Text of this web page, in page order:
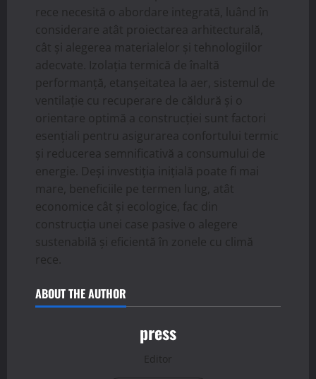
rece necesită o abordare integrată, luând în
considerare atât proiectarea arhitecturală,
cât și alegerea materialelor și tehnologiilor
adecvate. Izolația termică de înaltă
performanță, etanșeitatea la aer, sistemul de
ventilație cu recuperare de căldură și o
orientare optimă a construcției sunt factori
esențiali pentru asigurarea confortului termic
și reducerea semnificativă a consumului de
energie. Deși investiția inițială poate fi mai
mare, beneficiile pe termen lung, atât
economice cât și ecologice, fac din
construcția unei case pasive o alegere
sustenabilă și eficientă în zonele cu climă
rece.
ABOUT THE AUTHOR
press
Editor